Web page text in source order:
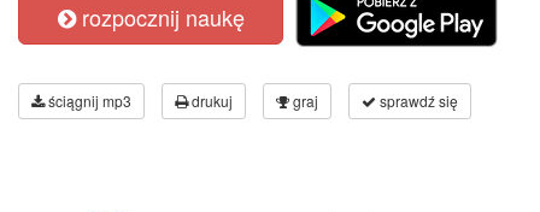
rozpocznij naukę
ściągnij mp3 drukuj graj sprawdź się